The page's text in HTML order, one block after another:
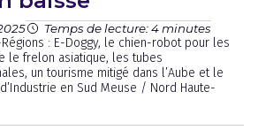
Temps de lecture: 4 minutes
: E-Doggy, le chien-robot pour les
le frelon asiatique, les tubes
un tourisme mitigé dans l’Aube et le
en Sud Meuse / Nord Haute-